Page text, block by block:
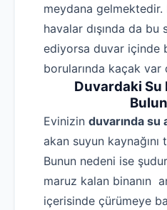
Robotla
Su
Profesyonel
meydana
havalar dışında da bu
ediyorsa duvar içinde
borularında kaçak var
Duvardaki Su
Evinizin duvarında su
akan suyun
Bunun nedeni ise
maruz kalan binanın
içerisinde çürümeye